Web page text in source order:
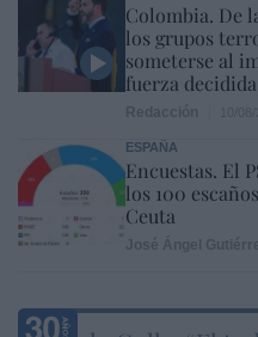
Colombia. De
los grupos
someterse al
fuerza
ESPAÑA
Encuestas. El
los 100
Ceuta